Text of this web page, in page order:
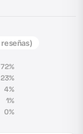
reseñas)
72%
23%
4%
1%
0%